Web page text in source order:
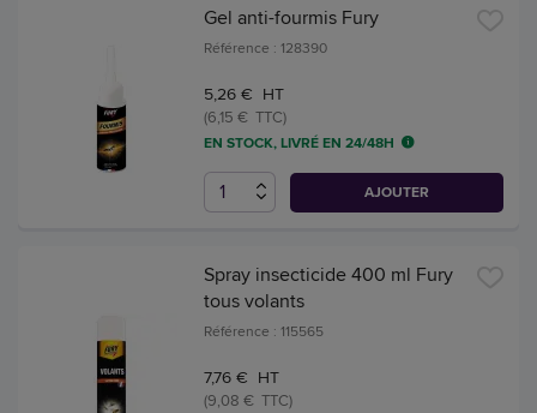
Gel anti-fourmis Fury
Référence : 128390
5,26 € HT
(6,15 € TTC)
EN STOCK, LIVRÉ EN 24/48H
AJOUTER
Spray insecticide 400 ml Fury
tous volants
Référence : 115565
7,76 € HT
(9,08 € TTC)